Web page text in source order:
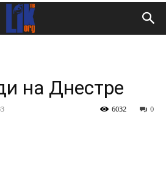
на Днестре
0
6032